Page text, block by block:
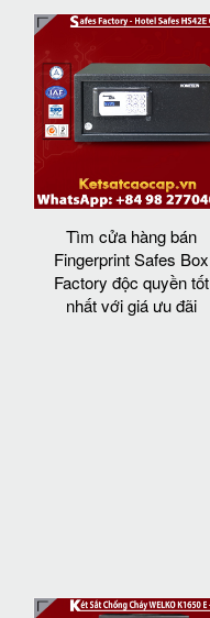
Tìm cửa hàng bán
Fingerprint Safes Box
Factory độc quyền tốt
nhất với giá ưu đãi